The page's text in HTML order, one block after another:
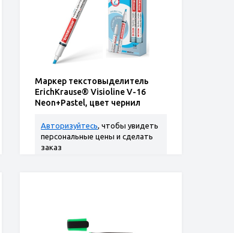
Маркер текстовыделитель
ErichKrause® Visioline V-16
Neon+Pastel, цвет чернил
Авторизуйтесь, чтобы увидеть
персональные цены и сделать
заказ